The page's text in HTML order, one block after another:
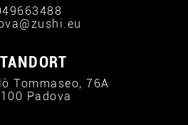
Tommaseo, 76A
Padova